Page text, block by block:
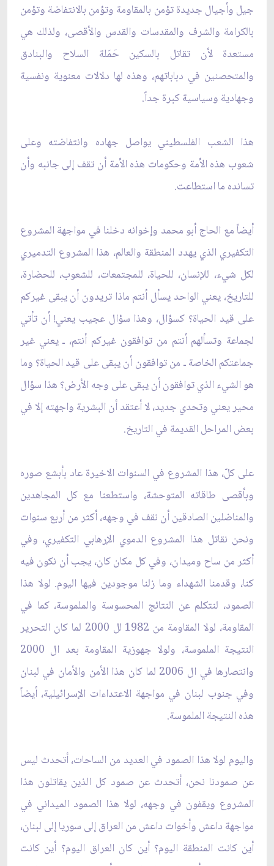
جيل وأجيال جديدة تؤمن بالمقاومة وتؤمن بالانتفاضة وتؤمن
بالكرامة والشرف والمقدسات والقدس والأقصى، ولذلك هي
مستعدة لأن تقاتل بالسكين حَمَلة السلاح والبنادق
والمتحصنين في دباباتهم، وهذه لها دلالات معنوية ونفسية
وجهادية وسياسية كبرة جداً.
هذا الشعب الفلسطيني يواصل جهاده وانتفاضته وعلى
شعوب هذه الأمة وحكومات هذه الأمة أن تقف إلى جانبه وأن
تسانده ما استطاعت.
أيضاً مع الحاج أبو محمد وإخوانه دخلنا في مواجهة المشروع
التكفيري الذي يهدد المنطقة والعالم، هذا المشروع التدميري
لكل شيء، للإنسان، للحياة، للمجتمعات، للشعوب، للحضارة،
للتاريخ، يعني الواحد يسأل أنتم ماذا تريدون أن يبقى غيركم
على قيد الحياة؟ كسؤال، وهذا سؤال عجيب يعني! أن تأتي
لجماعة وتسألهم أنتم من توافقون غيركم أنتم، ـ يعني غير
جماعتكم الخاصة ـ من توافقون أن يبقى على قيد الحياة؟ وما
هو الشيء الذي توافقون أن يبقى على وجه الأرض؟ هذا سؤال
محير يعني وتحدي جديد، لا أعتقد أن البشرية واجهته إلا في
بعض المراحل القديمة في التاريخ.
على كلّ، هذا المشروع في السنوات الاخيرة عاد بأبشع صوره
وبأقصى طاقاته المتوحشة، واستطعنا مع كل المجاهدين
والمناضلين الصادقين أن نقف في وجهه، أكثر من أربع سنوات
ونحن نقاتل هذا المشروع الدموي الإرهابي التكفيري، وفي
أكثر من ساح وميدان، وفي كل مكان كان، يجب أن نكون فيه
كنا، وقدمنا الشهداء وما زلنا موجودين فيها اليوم. لولا هذا
الصمود، لنتكلم عن النتائج المحسوسة والملموسة، كما في
المقاومة، لولا المقاومة من 1982 لل 2000 لما كان التحرير
النتيجة الملموسة، ولولا جهوزية المقاومة بعد ال 2000
وانتصارها في ال 2006 لما كان هذا الأمن والأمان في لبنان
وفي جنوب لبنان في مواجهة الاعتداءات الإسرائيلية، أيضاً
هذه النتيجة الملموسة.
واليوم لولا هذا الصمود في العديد من الساحات، أتحدث ليس
عن صمودنا نحن، أتحدث عن صمود كل الذين يقاتلون هذا
المشروع ويقفون في وجهه، لولا هذا الصمود الميداني في
مواجهة داعش وأخوات داعش من العراق إلى سوريا إلى لبنان،
أين كانت المنطقة اليوم؟ أين كان العراق اليوم؟ أين كانت